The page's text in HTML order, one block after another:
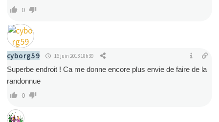
0
cyborg59 16 juin 2013 18h39
Superbe endroit ! Ca me donne encore plus envie de faire de la
randonnue
0